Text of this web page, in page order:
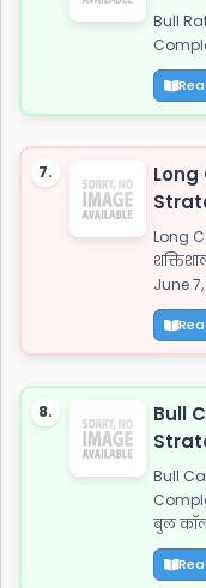
Bull
7.
Long
June
8.
Bull
Bull
बुल